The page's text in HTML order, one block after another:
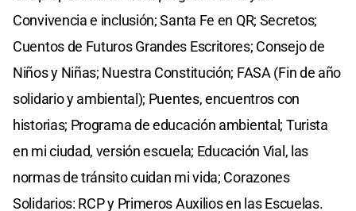
Convivencia e inclusión; Santa Fe en QR; Secretos;
Cuentos de Futuros Grandes Escritores; Consejo de
Niños y Niñas; Nuestra Constitución; FASA (Fin de año
solidario y ambiental); Puentes, encuentros con
historias; Programa de educación ambiental; Turista
en mi ciudad, versión escuela; Educación Vial, las
normas de tránsito cuidan mi vida; Corazones
Solidarios: RCP y Primeros Auxilios en las Escuelas.